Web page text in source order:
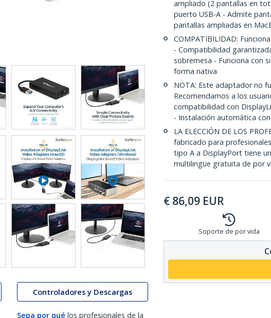
Controladores y Descargas
Sepa por qué los profesionales de la
ampliado (2 pantallas en
puerto USB-A - Admite
pantallas ampliadas en
COMPATIBILIDAD:
- Compatibilidad
sobremesa - Funciona con
forma nativa
NOTA: Este adaptador no
Recomendamos a los
compatibilidad con
- Instalación automática
LA ELECCIÓN DE LOS
fabricado para
tipo A a DisplayPort tiene
multilingüe gratuita de por
€ 86,09 EUR
Soporte de por vida